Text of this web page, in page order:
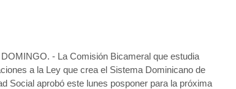
- La Comisión Bicameral que estudia
a la Ley que crea el Sistema Dominicano de
Social aprobó este lunes posponer para la próxima